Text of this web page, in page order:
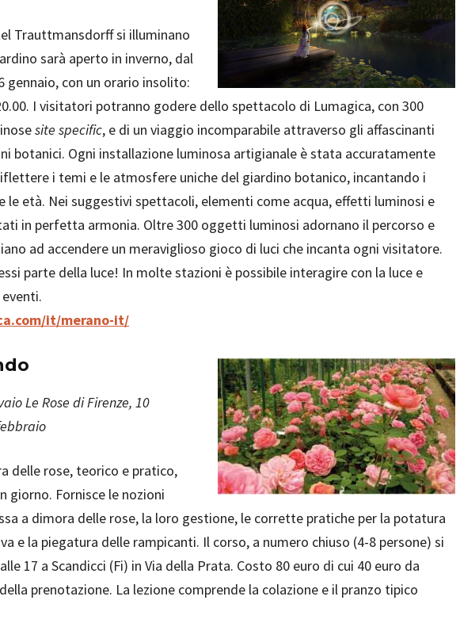
Trauttmansdorff si illuminano
sarà aperto in inverno, dal
gennaio, con un orario insolito:
I visitatori potranno godere dello spettacolo di Lumagica, con 300
site specific, e di un viaggio incomparabile attraverso gli affascinanti
botanici. Ogni installazione luminosa artigianale è stata accuratamente
i temi e le atmosfere uniche del giardino botanico, incantando i
età. Nei suggestivi spettacoli, elementi come acqua, effetti luminosi e
in perfetta armonia. Oltre 300 oggetti luminosi adornano il percorso e
ad accendere un meraviglioso gioco di luci che incanta ogni visitatore.
parte della luce! In molte stazioni è possibile interagire con la luce e
it/merano-it/
Le Rose di Firenze, 10
delle rose, teorico e pratico,
giorno. Fornisce le nozioni
a dimora delle rose, la loro gestione, le corrette pratiche per la potatura
e la piegatura delle rampicanti. Il corso, a numero chiuso (4-8 persone) si
17 a Scandicci (Fi) in Via della Prata. Costo 80 euro di cui 40 euro da
prenotazione. La lezione comprende la colazione e il pranzo tipico